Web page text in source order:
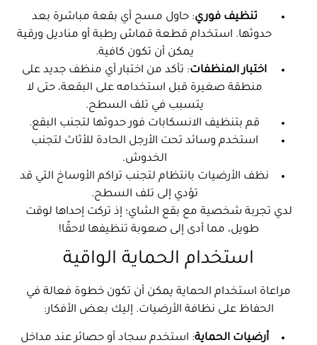
تنظيف فوري: حاول مسح أي بقعة مباشرة بعد
حدوثها. استخدام قطعة قماش رطبة أو مناديل ورقية
يمكن أن تكون كافية.
اختبار المنظفات: تأكد من اختبار أي منظف جديد على
منطقة صغيرة قبل استخدامه على البقعة، حتى لا
يتسبب في تلف السطح.
قم بتنظيف الانسكابات فور حدوثها لتجنب البقع.
استخدم وسائد تحت الأرجل الحادة للأثاث لتجنب
الخدوش.
نظف الأرضيات بانتظام لتجنب تراكم الأوساخ التي قد
تؤدي إلى تلف السطح.
لدي تجربة شخصية مع بقع الشاي؛ إذ تركت إحداها لوقت
طويل، مما أدى إلى صعوبة تنظيفها لاحقًا!
استخدام الحماية الواقية
مراعاة استخدام الحماية يمكن أن تكون خطوة فعالة في
الحفاظ على نظافة الأرضيات. إليك بعض الأفكار:
أرضيات الحماية: استخدم سجاد أو حصائر عند مداخل